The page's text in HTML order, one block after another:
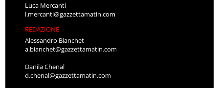
Luca Mercanti
l.mercanti@gazzettamatin.com
REDAZIONE
Alessandro Bianchet
a.bianchet@gazzettamatin.com
Danila Chenal
d.chenal@gazzettamatin.com